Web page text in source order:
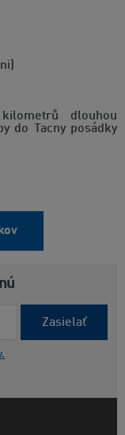
dlouhou
do Tacny posádky
Zasielať